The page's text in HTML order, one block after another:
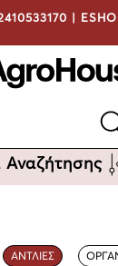
|
Αναζήτησης
ΑΝΤΛΙΕΣ